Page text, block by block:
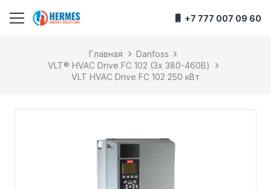
+7 777 007 09 60
Главная
Danfoss
VLT® HVAC Drive FC 102 (3х 380-460В)
VLT HVAC Drive FC 102 250 кВт